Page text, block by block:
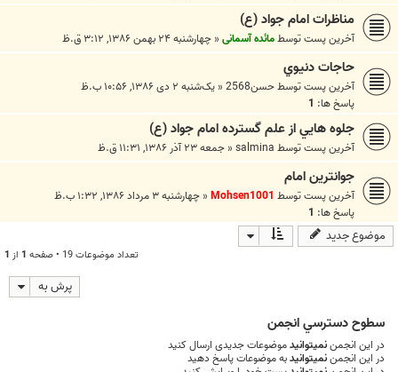
مناظرات امام جواد (ع)
آخرین پست توسطمائده آسمانی « چهارشنبه ۲۴ بهمن ۱۳۸۶, ۳:۱۲ ق.ظ
حاجات دنيوي
آخرین پست توسطحسن2568 « یک‌شنبه ۲ دی ۱۳۸۶, ۱۰:۵۶ ب.ظ
پاسخ ها: 1
جلوه هايي از علم گسترده امام جواد (ع)
آخرین پست توسط salmina
« جمعه ۲۳ آذر ۱۳۸۶, ۱۱:۳۱ ق.ظ
جوانترین امام
آخرین پست توسط Mohsen1001
« چهارشنبه ۳ مرداد ۱۳۸۶, ۱:۳۲ ب.ظ
پاسخ ها: 1
موضوع جدید
تعداد موضوعات 19 • صفحه 1 از 1
پرش به
سطوح دسترسي انجمن
در این انجمننمیتوانیدموضوعات جدیدی ارسال کنید
در این انجمننمیتوانیدبه موضوعات پاسخ دهید